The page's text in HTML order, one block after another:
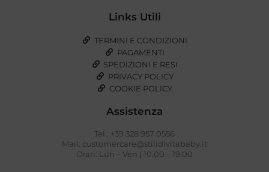
Links Utili
TERMINI E CONDIZIONI
PAGAMENTI
SPEDIZIONI E RESI
PRIVACY POLICY
COOKIE POLICY
Assistenza
Tel.: +39 328 957 0556
Mail: customercare@stilidivitababy.it
Orari: Lun – Ven | 10.00 – 19.00